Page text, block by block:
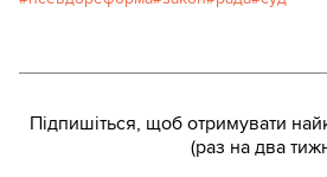
Підпишіться, щоб отримувати
(раз на два